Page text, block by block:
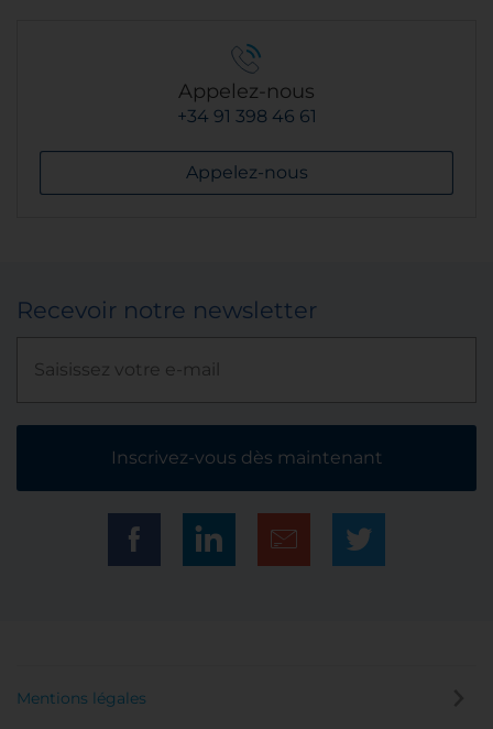
Appelez-nous
+34 91 398 46 61
Appelez-nous
Recevoir notre newsletter
Inscrivez-vous dès maintenant
Mentions légales